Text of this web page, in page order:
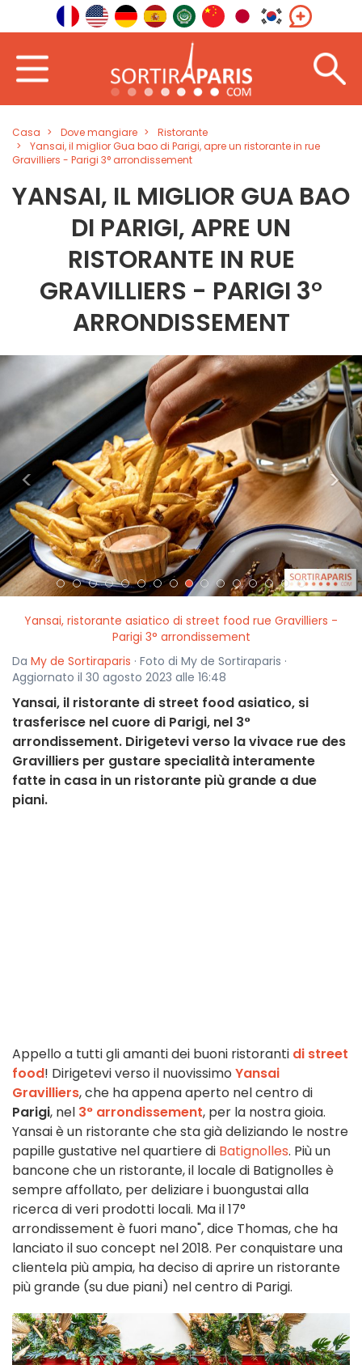
Casa Dove mangiare
Ristorante
Yansai, il miglior Gua bao di Parigi, apre un ristorante in rue
Gravilliers - Parigi 3° arrondissement
YANSAI, IL MIGLIOR GUA BAO
DI PARIGI, APRE UN
RISTORANTE IN RUE
GRAVILLIERS - PARIGI 3°
ARRONDISSEMENT
< >
Yansai, ristorante asiatico di street food rue Gravilliers -
Parigi 3° arrondissement
Da My de Sortiraparis · Foto di My de Sortiraparis ·
Aggiornato il 30 agosto 2023 alle 16:48
Yansai, il ristorante di street food asiatico, si
trasferisce nel cuore di Parigi, nel 3°
arrondissement. Dirigetevi verso la vivace rue des
Gravilliers per gustare specialità interamente
fatte in casa in un ristorante più grande a due
piani.
Appello a tutti gli amanti dei buoni ristoranti di street
food! Dirigetevi verso il nuovissimo Yansai
Gravilliers, che ha appena aperto nel centro di
Parigi, nel 3° arrondissement, per la nostra gioia.
Yansai è un ristorante che sta già deliziando le nostre
papille gustative nel quartiere di Batignolles. Più un
bancone che un ristorante, il locale di Batignolles è
sempre affollato, per deliziare i buongustai alla
ricerca di veri prodotti locali. Ma il 17°
arrondissement è fuori mano", dice Thomas, che ha
lanciato il suo concept nel 2018. Per conquistare una
clientela più ampia, ha deciso di aprire un ristorante
più grande (su due piani) nel centro di Parigi.